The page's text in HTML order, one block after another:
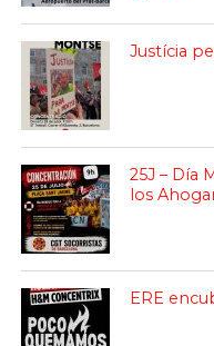
Justícia
25J – Día
los
ERE